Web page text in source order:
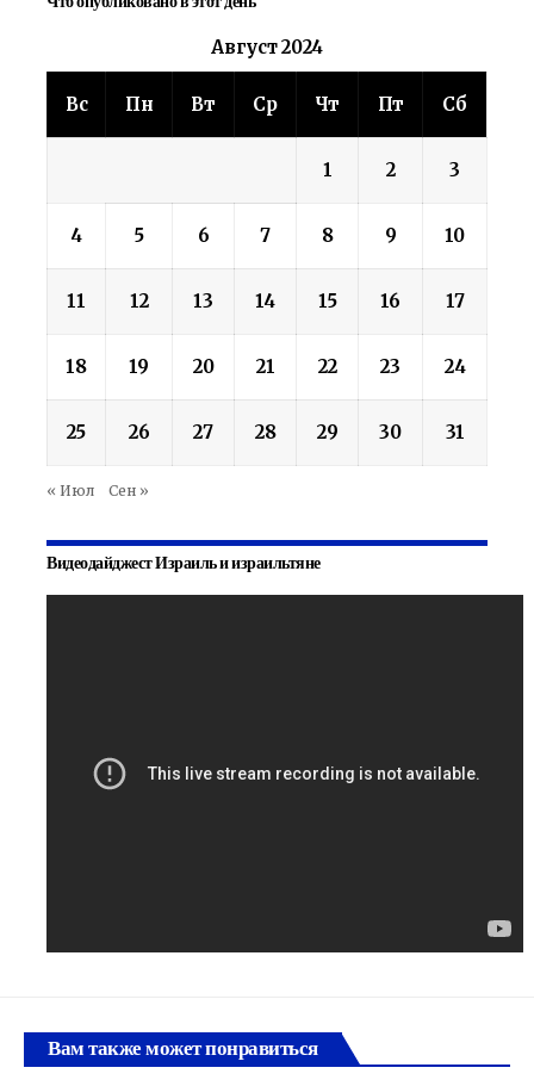
Август 2024
Вс Пн Вт Ср Чт Пт Сб
1 2 3
4 5 6 7 8 9 10
11 12 13 14 15 16 17
18 19 20 21 22 23 24
25 26 27 28 29 30 31
« Июл Сен »
Видеодайджест Израиль и израильтяне
Вам также может понравиться